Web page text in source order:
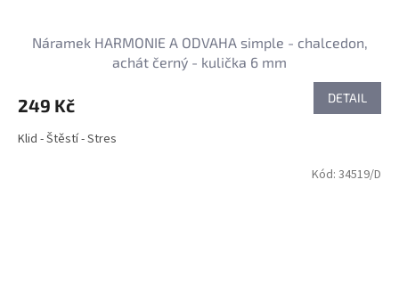
Náramek HARMONIE A ODVAHA simple - chalcedon,
achát černý - kulička 6 mm
249 Kč DETAIL
Klid - Štěstí - Stres
Kód: 34519/D